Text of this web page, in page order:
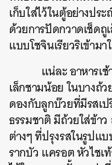
เก็บใส่ไว้ในตู้อย่างป
ด้วยการปัดกวาดเช็ดถู
แบบโชจินเรียวริเข้าม
แน่ละ อาหารเ
เล็กชามน้อย ในบางถ้
ดองกับลูกบ๊วยที่มีรสเ
ธรรมชาติ มีถ้วยใส่ข้า
ต่างๆ ที่ปรุงรสในรูปแ
รากบัว แครอต หัวไช